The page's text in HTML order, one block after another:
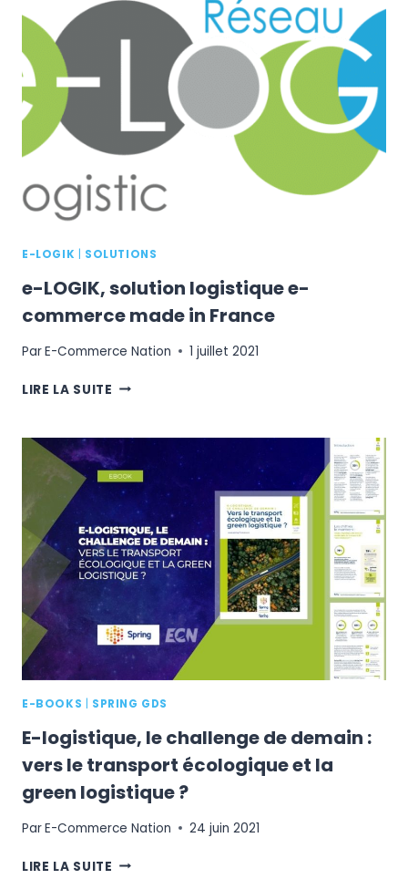
EXPÉRIENCE
MARQUE
IMMERSIVE
E-LOGIK SOLUTIONS
e-LOGIK, solution logistique e-
commerce made in France
ParE-Commerce Nation 1 juillet 2021
LIRE LA SUITE E-
LOGISTIQUE
E-
COMMERCE
MADE
IN
FRANCE
E-BOOKS SPRING GDS
E-logistique, le challenge de demain :
vers le transport écologique et la
green logistique ?
ParE-Commerce Nation 24 juin 2021
LIRE LA SUITE E-